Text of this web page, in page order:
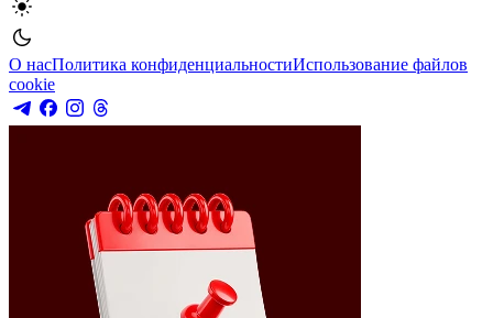
О насПолитика конфиденциальностиИспользование файлов
cookie